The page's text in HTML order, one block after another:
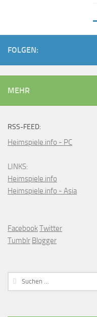
FOLGEN:
MEHR
RSS-FEED:
Heimspiele.info - PC
LINKS:
Heimspiele.info
Heimspiele.info - Asia
FacebookTwitter
Tumblr Blogger
Suchen
nach: